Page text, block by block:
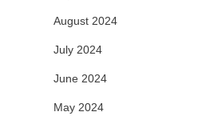
August 2024
July 2024
June 2024
May 2024